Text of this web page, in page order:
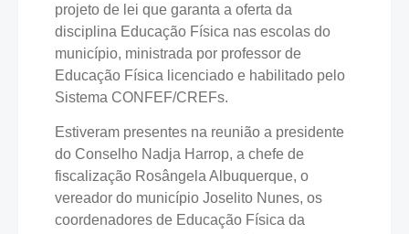
projeto de lei que garanta a oferta da
disciplina Educação Física nas escolas do
município, ministrada por professor de
Educação Física licenciado e habilitado pelo
Sistema CONFEF/CREFs.
Estiveram presentes na reunião a presidente
do Conselho Nadja Harrop, a chefe de
fiscalização Rosângela Albuquerque, o
vereador do município Joselito Nunes, os
coordenadores de Educação Física da